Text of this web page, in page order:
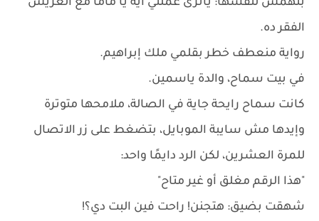
بتهمس لنفسها: ياترى عملتي ايه يا ماما مع العريس
الفقر ده.
رواية منعطف خطر بقلمي ملك إبراهيم.
في بيت سماح، والدة ياسمين.
كانت سماح رايحة جاية في الصالة، ملامحها متوترة
وإيدها مش سايبة الموبايل، بتضغط على زر الاتصال
للمرة العشرين، لكن الرد دايمًا واحد:
"هذا الرقم مغلق أو غير متاح"
شهقت بضيق: هتجنن! راحت فين البت دي؟!